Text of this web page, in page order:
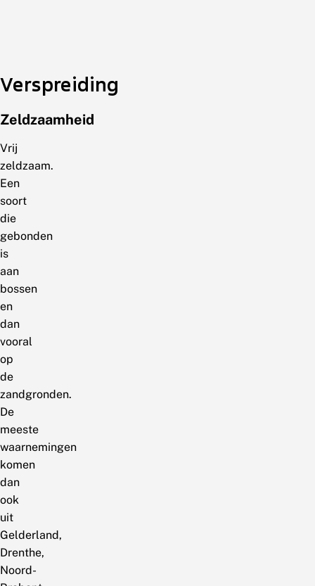
Verspreiding
Zeldzaamheid
Vrij
zeldzaam.
Een
soort
die
gebonden
is
aan
bossen
en
dan
vooral
op
de
zandgronden.
De
meeste
waarnemingen
komen
dan
ook
uit
Gelderland,
Drenthe,
Noord-